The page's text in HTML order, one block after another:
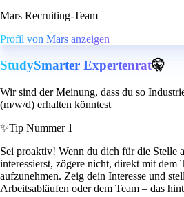
Mars Recruiting-Team
Profil von Mars anzeigen
StudySmarter Expertenrat🤫
Wir sind der Meinung, dass du so
(m/w/d) erhalten könntest
✨Tip Nummer 1
Sei proaktiv! Wenn du dich für die Stelle
interessierst, zögere nicht, direkt mit dem
aufzunehmen. Zeig dein Interesse und
Arbeitsabläufen oder dem Team – das